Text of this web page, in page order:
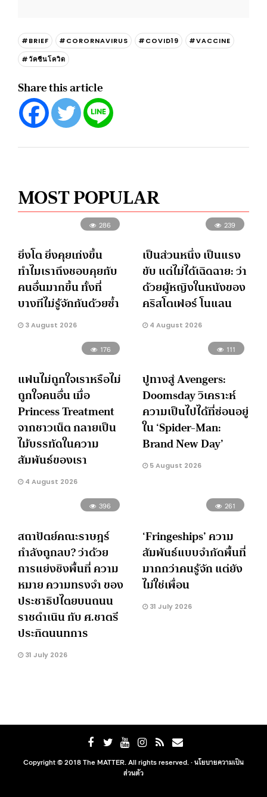
#BRIEF #CORORNAVIRUS #COVID19
#VACCINE
#วัคซีนโควิด
Share this article
MOST POPULAR
286
ยิ่งโต ยิ่งคุยเก่งขึ้น
ทำไมเราถึงชอบคุยกับ
คนอื่นมากขึ้น ทั้งที่
บางทีไม่รู้จักกันด้วยซ้ำ
3 August 2026
239
เป็นส่วนหนึ่ง เป็นแรง
ขับ แต่ไม่ได้เฉิดฉาย: ว่า
ด้วยผู้หญิงในหนังของ
คริสโตเฟอร์ โนแลน
4 August 2026
176
แฟนไม่ถูกใจเราหรือไม่
ถูกใจคนอื่น เมื่อ
Princess Treatment
จากชาวเน็ต กลายเป็น
ไม้บรรทัดในความ
สัมพันธ์ของเรา
4 August 2026
111
ปูทางสู่ Avengers:
Doomsday วิเคราะห์
ความเป็นไปได้ที่ซ่อนอยู่
ใน ‘Spider-Man:
Brand New Day’
5 August 2026
396
สถาปัตย์คณะราษฎร์
กำลังถูกลบ? ว่าด้วย
การแย่งชิงพื้นที่ ความ
หมาย ความทรงจำ ของ
ประชาธิปไตยบนถนน
ราชดำเนิน กับ ศ.ชาตรี
ประกิตนนทการ
31 July 2026
261
‘Fringeships’ ความ
สัมพันธ์แบบจำกัดพื้นที่
มากกว่าคนรู้จัก แต่ยัง
ไม่ใช่เพื่อน
31 July 2026
Copyright © 2018 The MATTER. All rights reserved. ·นโยบายความเป็น
ส่วนตัว